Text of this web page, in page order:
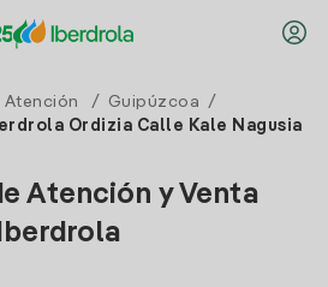
Atención / Guipúzcoa
/
Ordizia Calle Kale Nagusia
Atención y Venta